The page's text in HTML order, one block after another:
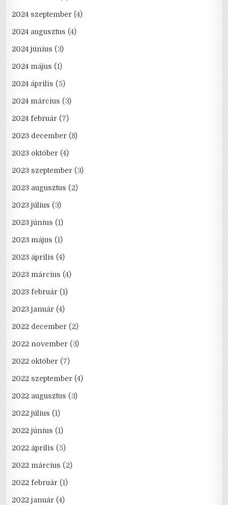
2024 szeptember (4)
2024 augusztus (4)
2024 június (3)
2024 május (1)
2024 április (5)
2024 március (3)
2024 február (7)
2023 december (8)
2023 október (4)
2023 szeptember (3)
2023 augusztus (2)
2023 július (3)
2023 június (1)
2023 május (1)
2023 április (4)
2023 március (4)
2023 február (1)
2023 január (4)
2022 december (2)
2022 november (3)
2022 október (7)
2022 szeptember (4)
2022 augusztus (3)
2022 július (1)
2022 június (1)
2022 április (5)
2022 március (2)
2022 február (1)
2022 január (4)